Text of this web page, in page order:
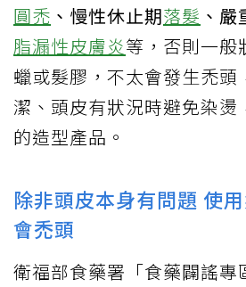
圓禿 、慢性休止期落髮 、嚴
脂漏性皮膚炎等，否則一般
蠟或髮膠，不太會發生禿頭
潔、頭皮有狀況時避免染燙
的造型產品。
除非頭皮本身有問題 使
會禿頭
衛福部食藥署「食藥闢謠專